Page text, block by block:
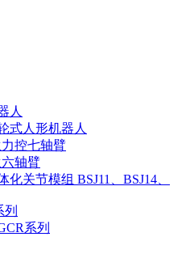
人
式人形机器人
控七轴臂
轴臂
化关节模组 BSJ11、BSJ14、
系列